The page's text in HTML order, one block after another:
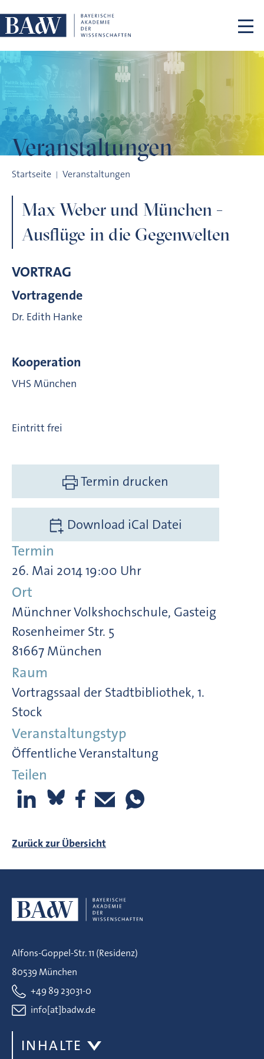
Veranstaltungen
Startseite Veranstaltungen
Max Weber und München -
Ausflüge in die Gegenwelten
VORTRAG
Vortragende
Dr. Edith Hanke
Kooperation
VHS München
Eintritt frei
Termin drucken
Download iCal Datei
Termin
26. Mai 2014 19:00 Uhr
Ort
Münchner Volkshochschule, Gasteig
Rosenheimer Str. 5
81667 München
Raum
Vortragssaal der Stadtbibliothek, 1.
Stock
Veranstaltungstyp
Öffentliche Veranstaltung
Teilen
Zurück zur Übersicht
Alfons-Goppel-Str. 11 (Residenz)
80539 München
+49 89 23031-0
info[at]badw.de
INHALTE